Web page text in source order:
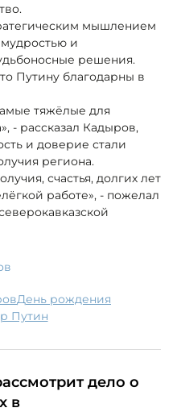
мышлением
и
решения.
Путину благодарны в
тяжёлые для
- рассказал Кадыров,
и доверие стали
региона.
счастья, долгих лет
работе», - пожелал
День рождения
Путин
дело о
в